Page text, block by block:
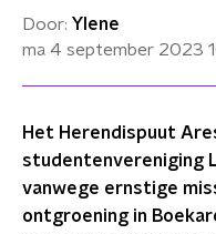
Door: Ylene
ma 4 september 2023
Het Herendispuut
studentenvereniging
vanwege ernstige
ontgroening in